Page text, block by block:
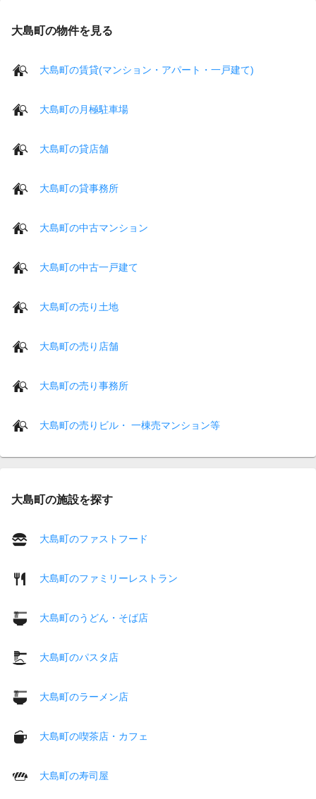
大島町の物件を見る
大島町の賃貸(マンション・アパート・一戸建て)
大島町の月極駐車場
大島町の貸店舗
大島町の貸事務所
大島町の中古マンション
大島町の中古一戸建て
大島町の売り土地
大島町の売り店舗
大島町の売り事務所
大島町の売りビル・ 一棟売マンション等
大島町の施設を探す
大島町のファストフード
大島町のファミリーレストラン
大島町のうどん・そば店
大島町のパスタ店
大島町のラーメン店
大島町の喫茶店・カフェ
大島町の寿司屋